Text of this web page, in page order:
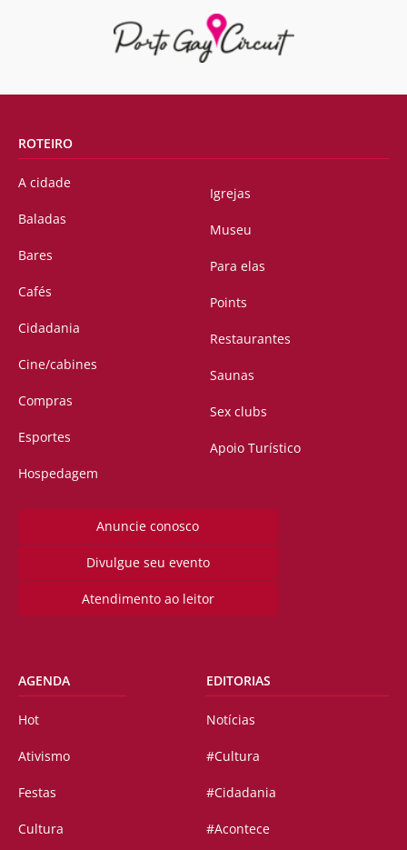
ROTEIRO
A cidade
Baladas
Bares
Cafés
Cidadania
Cine/cabines
Compras
Esportes
Hospedagem
Igrejas
Museu
Para elas
Points
Restaurantes
Saunas
Sex clubs
Apoio Turístico
Anuncie conosco
Divulgue seu evento
Atendimento ao leitor
AGENDA
Hot
Ativismo
Festas
Cultura
EDITORIAS
Notícias
#Cultura
#Cidadania
#Acontece